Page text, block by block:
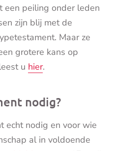
een peiling onder leden
zijn blij met de
Maar ze
grotere kans op
u hier.
nodig?
echt nodig en voor wie
al in voldoende